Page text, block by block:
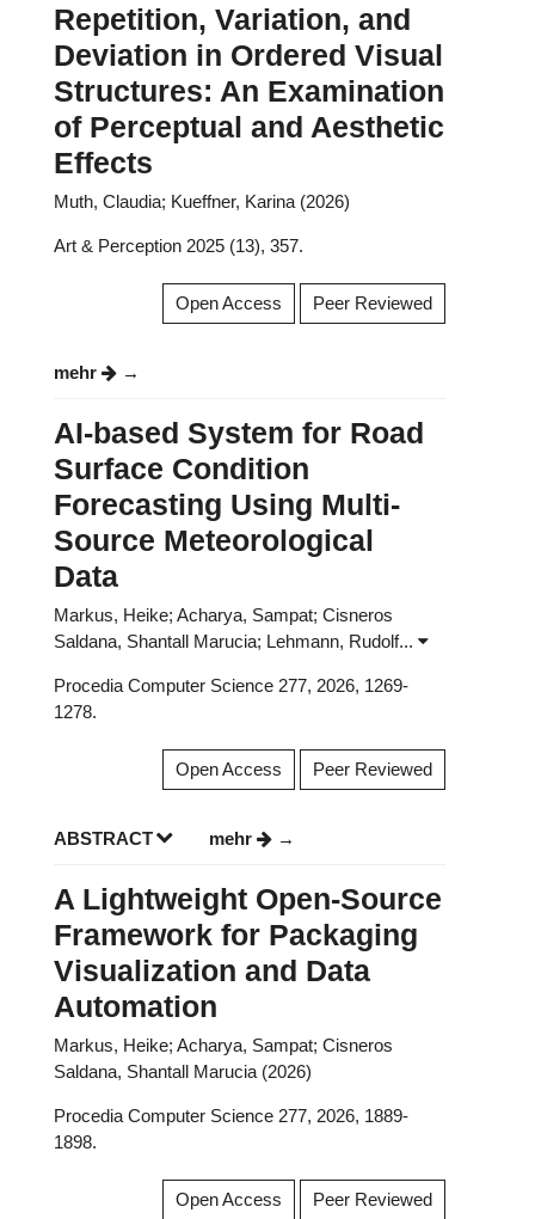
Repetition, Variation, and
Deviation in Ordered Visual
Structures: An Examination
of Perceptual and Aesthetic
Effects
Muth, Claudia; Kueffner, Karina (2026)
Art & Perception 2025 (13), 357.
Open Access Peer Reviewed
mehr
AI-based System for Road
Surface Condition
Forecasting Using Multi-
Source Meteorological
Data
Markus, Heike; Acharya, Sampat; Cisneros
Saldana, Shantall Marucia; Lehmann, Rudolf...
Procedia Computer Science 277, 2026, 1269-
1278.
Open Access Peer Reviewed
ABSTRACT mehr
A Lightweight Open-Source
Framework for Packaging
Visualization and Data
Automation
Markus, Heike; Acharya, Sampat; Cisneros
Saldana, Shantall Marucia (2026)
Procedia Computer Science 277, 2026, 1889-
1898.
Open Access Peer Reviewed